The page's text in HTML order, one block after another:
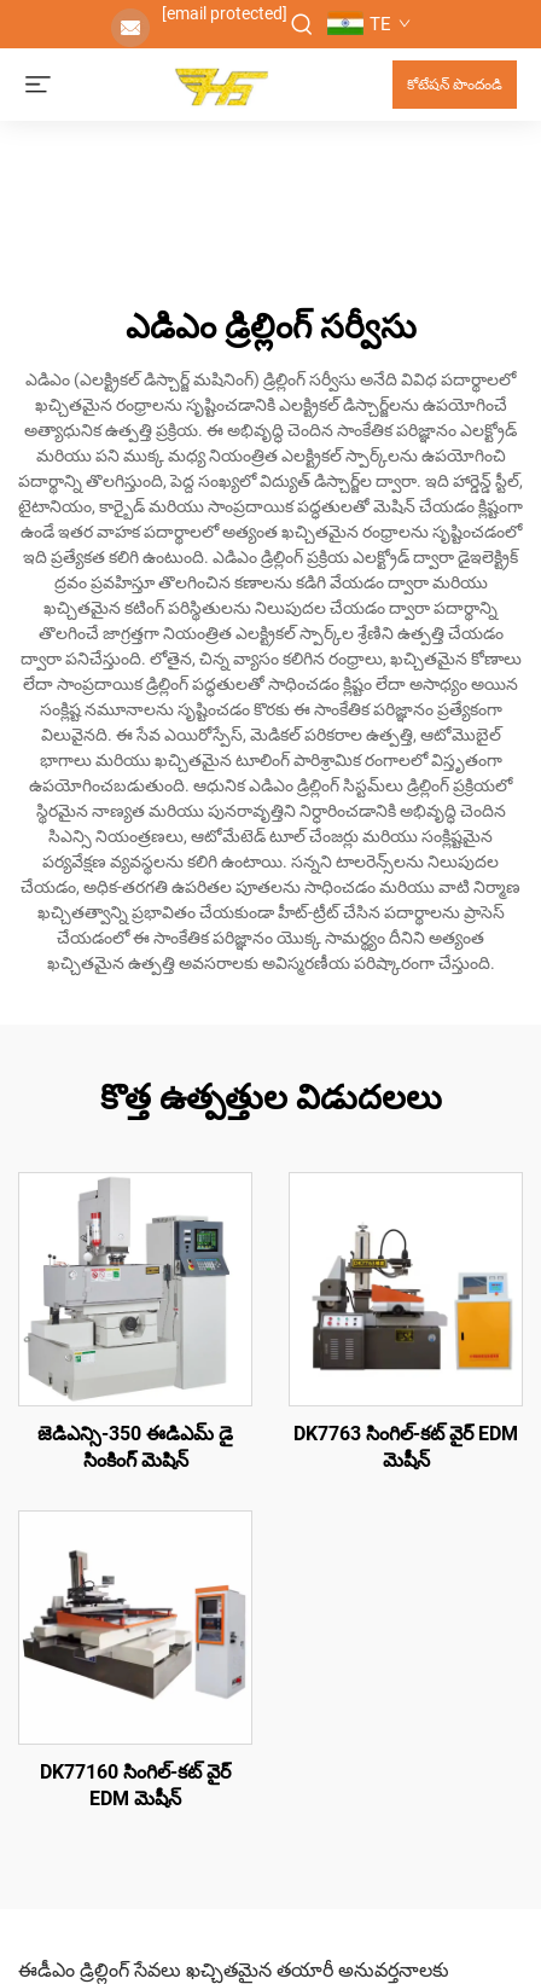
[email protected] TE
కోటేషన్ పొందండి
ఎడిఎం డ్రిల్లింగ్ సర్వీసు
ఎడిఎం (ఎలక్ట్రికల్ డిస్చార్జ్ మషినింగ్) డ్రిల్లింగ్ సర్వీసు అనేది వివిధ పదార్థాలలో
ఖచ్చితమైన రంధ్రాలను సృష్టించడానికి ఎలక్ట్రికల్ డిస్చార్జ్‌లను ఉపయోగించే
అత్యాధునిక ఉత్పత్తి ప్రక్రియ. ఈ అభివృద్ధి చెందిన సాంకేతిక పరిజ్ఞానం ఎలక్ట్రోడ్
మరియు పని ముక్క మధ్య నియంత్రిత ఎలక్ట్రికల్ స్పార్క్‌లను ఉపయోగించి
పదార్థాన్ని తొలగిస్తుంది, పెద్ద సంఖ్యలో విద్యుత్ డిస్చార్జ్‌ల ద్వారా. ఇది హార్డెన్డ్ స్టీల్,
టైటానియం, కార్బైడ్ మరియు సాంప్రదాయిక పద్ధతులతో మెషిన్ చేయడం క్లిష్టంగా
ఉండే ఇతర వాహక పదార్థాలలో అత్యంత ఖచ్చితమైన రంధ్రాలను సృష్టించడంలో
ఇది ప్రత్యేకత కలిగి ఉంటుంది. ఎడిఎం డ్రిల్లింగ్ ప్రక్రియ ఎలక్ట్రోడ్ ద్వారా డైఇలెక్ట్రిక్
ద్రవం ప్రవహిస్తూ తొలగించిన కణాలను కడిగి వేయడం ద్వారా మరియు
ఖచ్చితమైన కటింగ్ పరిస్థితులను నిలుపుదల చేయడం ద్వారా పదార్థాన్ని
తొలగించే జాగ్రత్తగా నియంత్రిత ఎలక్ట్రికల్ స్పార్క్‌ల శ్రేణిని ఉత్పత్తి చేయడం
ద్వారా పనిచేస్తుంది. లోతైన, చిన్న వ్యాసం కలిగిన రంధ్రాలు, ఖచ్చితమైన కోణాలు
లేదా సాంప్రదాయిక డ్రిల్లింగ్ పద్ధతులతో సాధించడం క్లిష్టం లేదా అసాధ్యం అయిన
సంక్లిష్ట నమూనాలను సృష్టించడం కొరకు ఈ సాంకేతిక పరిజ్ఞానం ప్రత్యేకంగా
విలువైనది. ఈ సేవ ఎయిరోస్పేస్, మెడికల్ పరికరాల ఉత్పత్తి, ఆటోమొబైల్
భాగాలు మరియు ఖచ్చితమైన టూలింగ్ పారిశ్రామిక రంగాలలో విస్తృతంగా
ఉపయోగించబడుతుంది. ఆధునిక ఎడిఎం డ్రిల్లింగ్ సిస్టమ్‌లు డ్రిల్లింగ్ ప్రక్రియలో
స్థిరమైన నాణ్యత మరియు పునరావృత్తిని నిర్ధారించడానికి అభివృద్ధి చెందిన
సిఎన్సి నియంత్రణలు, ఆటోమేటెడ్ టూల్ చేంజర్లు మరియు సంక్లిష్టమైన
పర్యవేక్షణ వ్యవస్థలను కలిగి ఉంటాయి. సన్నని టాలరెన్స్‌లను నిలుపుదల
చేయడం, అధిక-తరగతి ఉపరితల పూతలను సాధించడం మరియు వాటి నిర్మాణ
ఖచ్చితత్వాన్ని ప్రభావితం చేయకుండా హీట్-ట్రీట్ చేసిన పదార్థాలను ప్రాసెస్
చేయడంలో ఈ సాంకేతిక పరిజ్ఞానం యొక్క సామర్థ్యం దీనిని అత్యంత
ఖచ్చితమైన ఉత్పత్తి అవసరాలకు అవిస్మరణీయ పరిష్కారంగా చేస్తుంది.
కొత్త ఉత్పత్తుల విడుదలలు
జెడిఎన్సి-350 ఈడిఎమ్ డై
సింకింగ్ మెషిన్
DK7763 సింగిల్-కట్ వైర్ EDM
మెషీన్
DK77160 సింగిల్-కట్ వైర్
EDM మెషీన్
ఈడీఎం డ్రిల్లింగ్ సేవలు ఖచ్చితమైన తయారీ అనువర్తనాలకు